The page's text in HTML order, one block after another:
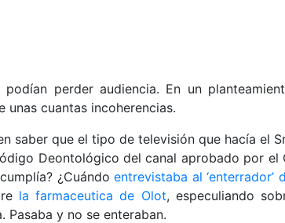
perder audiencia. En un
cuantas incoherencias.
saber que el tipo de televisión que hacía el
Deontológico del canal aprobado por el
¿Cuándo entrevistaba al ‘enterrador’
la farmaceutica de Olot, especuliando
Pasaba y no se enteraban.